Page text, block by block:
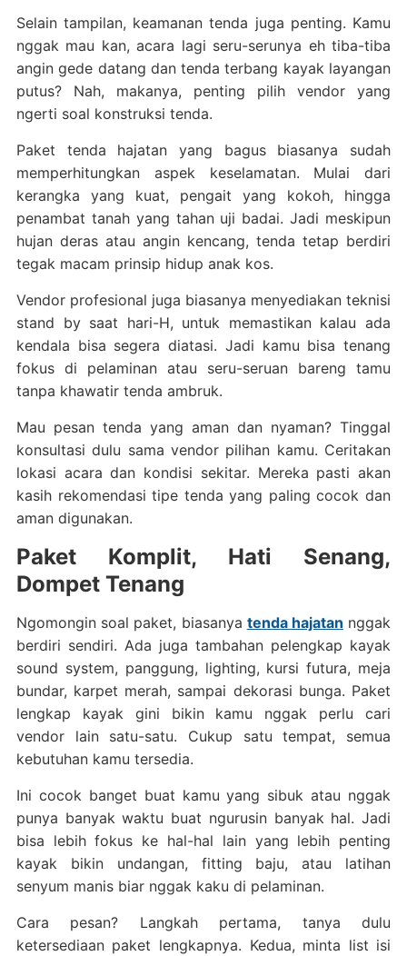
Selain tampilan, keamanan tenda juga penting. Kamu
nggak mau kan, acara lagi seru-serunya eh tiba-tiba
angin gede datang dan tenda terbang kayak layangan
putus? Nah, makanya, penting pilih vendor yang
ngerti soal konstruksi tenda.
Paket tenda hajatan yang bagus biasanya sudah
memperhitungkan aspek keselamatan. Mulai dari
kerangka yang kuat, pengait yang kokoh, hingga
penambat tanah yang tahan uji badai. Jadi meskipun
hujan deras atau angin kencang, tenda tetap berdiri
tegak macam prinsip hidup anak kos.
Vendor profesional juga biasanya menyediakan teknisi
stand by saat hari-H, untuk memastikan kalau ada
kendala bisa segera diatasi. Jadi kamu bisa tenang
fokus di pelaminan atau seru-seruan bareng tamu
tanpa khawatir tenda ambruk.
Mau pesan tenda yang aman dan nyaman? Tinggal
konsultasi dulu sama vendor pilihan kamu. Ceritakan
lokasi acara dan kondisi sekitar. Mereka pasti akan
kasih rekomendasi tipe tenda yang paling cocok dan
aman digunakan.
Paket Komplit, Hati Senang,
Dompet Tenang
Ngomongin soal paket, biasanya tenda hajatan nggak
berdiri sendiri. Ada juga tambahan pelengkap kayak
sound system, panggung, lighting, kursi futura, meja
bundar, karpet merah, sampai dekorasi bunga. Paket
lengkap kayak gini bikin kamu nggak perlu cari
vendor lain satu-satu. Cukup satu tempat, semua
kebutuhan kamu tersedia.
Ini cocok banget buat kamu yang sibuk atau nggak
punya banyak waktu buat ngurusin banyak hal. Jadi
bisa lebih fokus ke hal-hal lain yang lebih penting
kayak bikin undangan, fitting baju, atau latihan
senyum manis biar nggak kaku di pelaminan.
Cara pesan? Langkah pertama, tanya dulu
ketersediaan paket lengkapnya. Kedua, minta list isi